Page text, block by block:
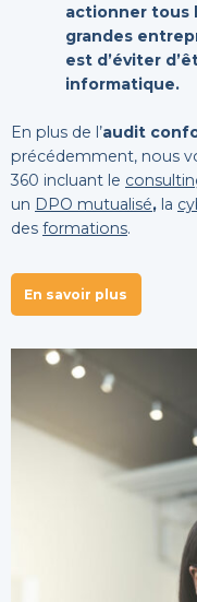
actionner tous
grandes
est d’éviter
informatique.
En plus de l’audit
précédemment, nous
360 incluant le
un DPO mutualisé, la
des formations.
En savoir plus